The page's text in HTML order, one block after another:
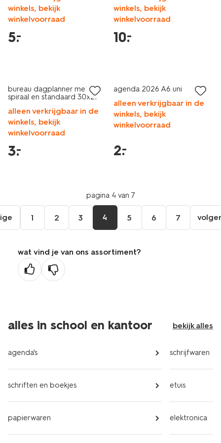
winkels, bekijk
winkelvoorraad
5.
–
winkels, bekijk
winkelvoorraad
10.
–
bureau dagplanner met
spiraal en standaard 30x21
alleen verkrijgbaar in de
winkels, bekijk
winkelvoorraad
3.
–
agenda 2026 A6 uni
alleen verkrijgbaar in de
winkels, bekijk
winkelvoorraad
2.
–
pagina 4 van 7
1 2 3 4 5 6 7
wat vind je van ons assortiment?
alles in school en kantoor bekijk alles
agenda's
schriften en boekjes
papierwaren
schrijfwaren
etuis
elektronica